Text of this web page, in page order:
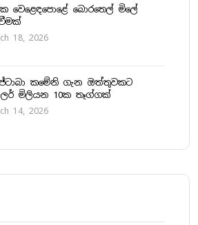
වෙළෙඳපොළේ බොරතෙල් මිලේ
18, 2026
කමේනි ගැන ඔත්තුවකට
මිලියන 10ක තෑග්ගක්
14, 2026